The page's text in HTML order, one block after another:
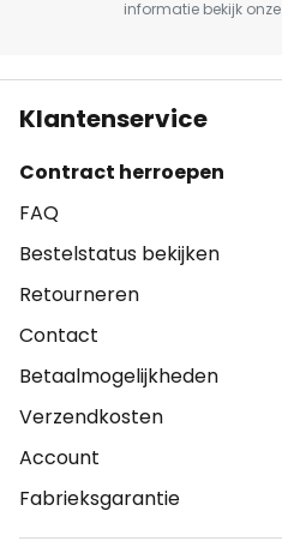
informatie bekijk onze
Klantenservice
Contract herroepen
FAQ
Bestelstatus bekijken
Retourneren
Contact
Betaalmogelijkheden
Verzendkosten
Account
Fabrieksgarantie